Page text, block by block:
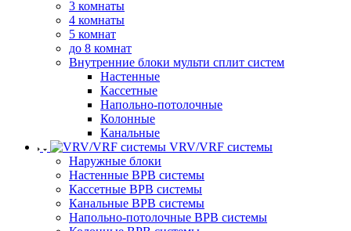
3 комнаты
4 комнаты
5 комнат
до 8 комнат
Внутренние блоки мульти сплит систем
Настенные
Кассетные
Напольно-потолочные
Колонные
Канальные
VRV/VRF системы
Наружные блоки
Настенные ВРВ системы
Кассетные ВРВ системы
Канальные ВРВ системы
Напольно-потолочные ВРВ системы